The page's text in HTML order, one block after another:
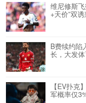
维尼修斯
+天价”双
B费续约陷
长，大发
【EV扑克
军概率仅